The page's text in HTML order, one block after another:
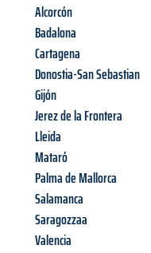
Alcorcón
Badalona
Cartagena
Donostia-San Sebastian
Gijón
Jerez de la Frontera
Lleida
Mataró
Palma de Mallorca
Salamanca
Saragozzaa
Valencia